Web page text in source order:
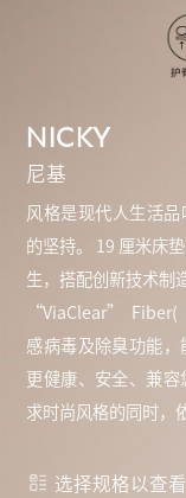
NICKY
尼基
风格是现代人生活
的坚持。 19 厘米床
生，搭配创新技术
“ViaClear” Fiber(
感病毒及除臭功能
更健康、安全、兼
求时尚风格的同时，
选择规格以查